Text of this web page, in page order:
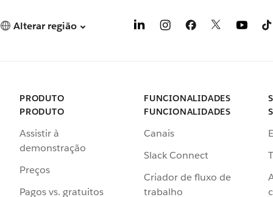
Alterar região
PRODUTO
PRODUTO
Assistir à
demonstração
Preços
Pagos vs. gratuitos
FUNCIONALIDADES
FUNCIONALIDADES
Canais
Slack Connect
Criador de fluxo de
trabalho